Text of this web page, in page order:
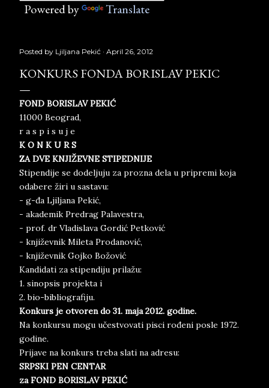
Powered by Translate
Posted by Ljiljana Pekić April 26, 2012
KONKURS FONDA BORISLAV PEKIC
FOND BORISLAV PEKIĆ
11000 Beograd,
r a s p i s u j e
K O N K U R S
ZA DVE KNJIŽEVNE STIPEDNIJE
Stipendije se dodeljuju za prozna dela u pripremi koja
odabere žiri u sastavu:
- g-đa Ljiljana Pekić,
- akademik Predrag Palavestra,
- prof. dr Vladislava Gordić Petković
- književnik Mileta Prodanović,
- književnik Gojko Božović
Kandidati za stipendiju prilažu:
1. sinopsis projekta i
2. bio-bibliografiju.
Konkurs je otvoren do 31. maja 2012. godine.
Na konkursu mogu učestvovati pisci rođeni posle 1972.
godine.
Prijave na konkurs treba slati na adresu:
SRPSKI PEN CENTAR
za FOND BORISLAV PEKIĆ